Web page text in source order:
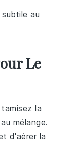
au
Le
la
mélange.
d'aérer la